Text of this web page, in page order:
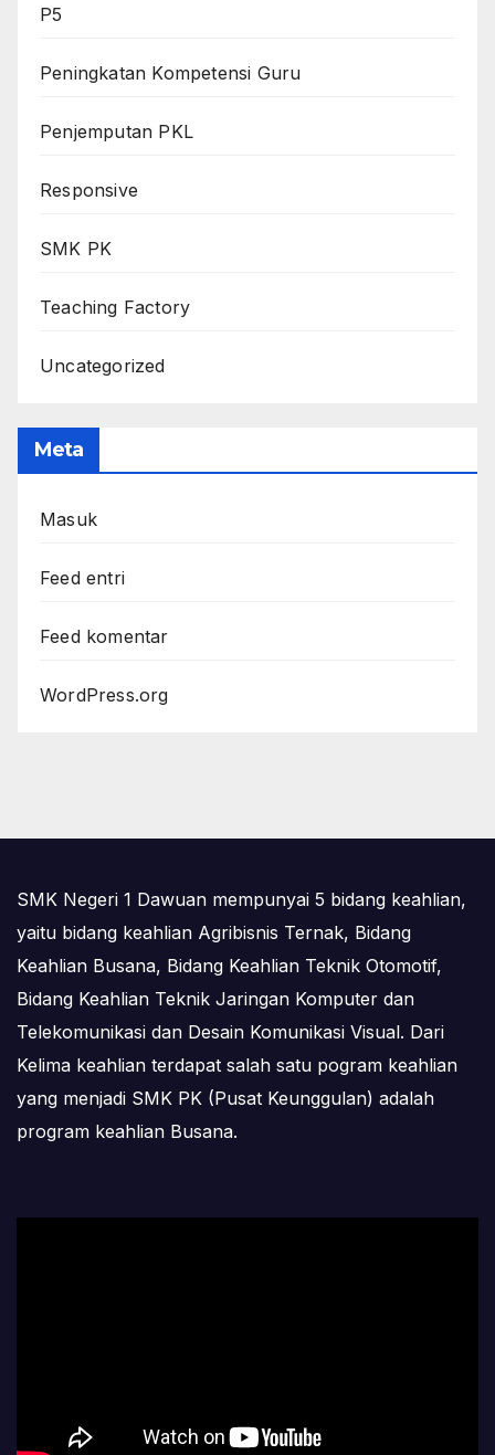
P5
Peningkatan Kompetensi Guru
Penjemputan PKL
Responsive
SMK PK
Teaching Factory
Uncategorized
Meta
Masuk
Feed entri
Feed komentar
WordPress.org
SMK Negeri 1 Dawuan mempunyai 5 bidang keahlian,
yaitu bidang keahlian Agribisnis Ternak, Bidang
Keahlian Busana, Bidang Keahlian Teknik Otomotif,
Bidang Keahlian Teknik Jaringan Komputer dan
Telekomunikasi dan Desain Komunikasi Visual. Dari
Kelima keahlian terdapat salah satu pogram keahlian
yang menjadi SMK PK (Pusat Keunggulan) adalah
program keahlian Busana.